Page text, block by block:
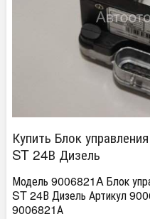
Купить Блок
ST 24В Дизель
Модель 9006821A Блок
ST 24В Дизель Артикул
9006821А